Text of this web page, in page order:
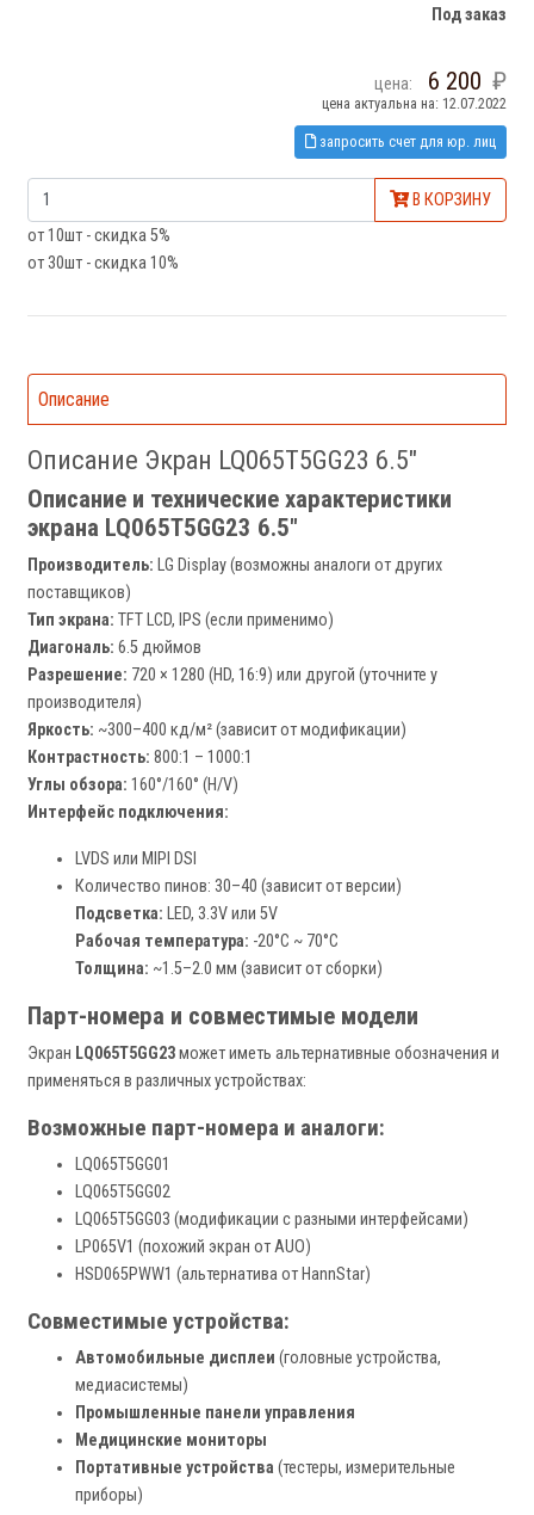
Под заказ
цена: 6 200
цена актуальна на: 12.07.2022
запросить счет для юр. лиц
В КОРЗИНУ
от 10шт - скидка 5%
от 30шт - скидка 10%
Описание
Описание Экран LQ065T5GG23 6.5"
Описание и технические характеристики
экрана LQ065T5GG23 6.5"
Производитель: LG Display (возможны аналоги от других
поставщиков)
Тип экрана: TFT LCD, IPS (если применимо)
Диагональ: 6.5 дюймов
Разрешение: 720 × 1280 (HD, 16:9) или другой (уточните у
производителя)
Яркость: ~300–400 кд/м² (зависит от модификации)
Контрастность: 800:1 – 1000:1
Углы обзора: 160°/160° (H/V)
Интерфейс подключения:
LVDS или MIPI DSI
Количество пинов: 30–40 (зависит от версии)
Подсветка: LED, 3.3V или 5V
Рабочая температура: -20°C ~ 70°C
Толщина: ~1.5–2.0 мм (зависит от сборки)
Парт-номера и совместимые модели
Экран LQ065T5GG23может иметь альтернативные обозначения и
применяться в различных устройствах:
Возможные парт-номера и аналоги:
LQ065T5GG01
LQ065T5GG02
LQ065T5GG03 (модификации с разными интерфейсами)
LP065V1 (похожий экран от AUO)
HSD065PWW1 (альтернатива от HannStar)
Совместимые устройства:
Автомобильные дисплеи (головные устройства,
медиасистемы)
Промышленные панели управления
Медицинские мониторы
Портативные устройства (тестеры, измерительные
приборы)